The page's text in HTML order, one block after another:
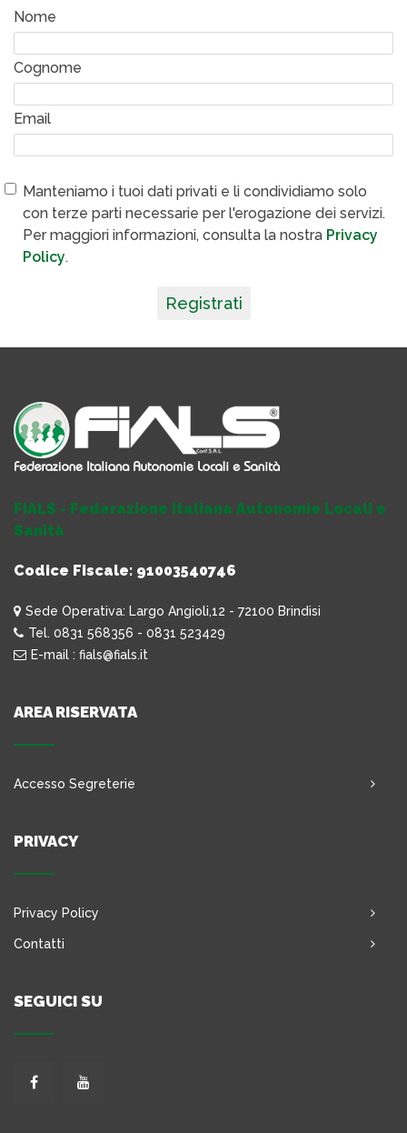
Nome
Cognome
Email
Manteniamo i tuoi dati privati e li condividiamo solo
con terze parti necessarie per l'erogazione dei servizi.
Per maggiori informazioni, consulta la nostra Privacy
Policy.
Registrati
FIALS - Federazione Italiana Autonomie Locali e
Sanità
Codice Fiscale: 91003540746
Sede Operativa: Largo Angioli,12 - 72100 Brindisi
Tel. 0831 568356 - 0831 523429
E-mail : fials@fials.it
AREA RISERVATA
Accesso Segreterie
PRIVACY
Privacy Policy
Contatti
SEGUICI SU